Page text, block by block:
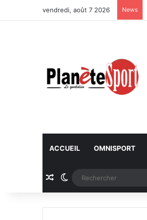
vendredi, août 7 2026 News
ACCUEIL OMNISPORT
Article Aléatoire
Switch skin